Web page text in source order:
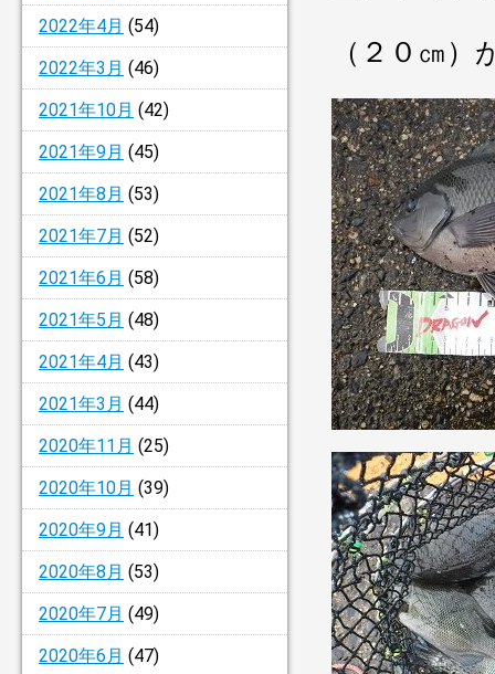
2022年4月 (54)
2022年3月 (46)
2021年10月 (42)
2021年9月 (45)
2021年8月 (53)
2021年7月 (52)
2021年6月 (58)
2021年5月 (48)
2021年4月 (43)
2021年3月 (44)
2020年11月 (25)
2020年10月 (39)
2020年9月 (41)
2020年8月 (53)
2020年7月 (49)
2020年6月 (47)
（２０㎝）